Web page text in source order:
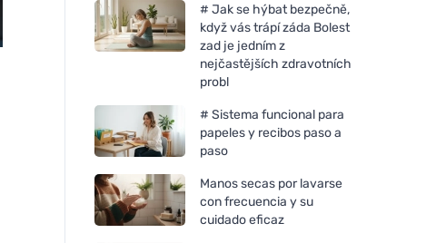
# Jak se hýbat bezpečně,
když vás trápí záda Bolest
zad je jedním z
nejčastějších zdravotních
probl
# Sistema funcional para
papeles y recibos paso a
paso
Manos secas por lavarse
con frecuencia y su
cuidado eficaz